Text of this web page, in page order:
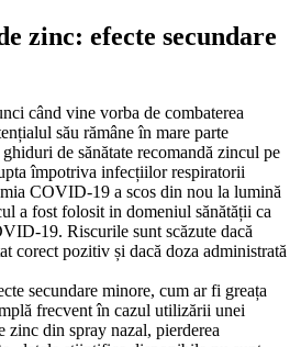
zinc: efecte secundare
când vine vorba de combaterea
său rămâne în mare parte
de sănătate recomandă zincul pe
împotriva infecțiilor respiratorii
COVID-19 a scos din nou la lumină
a fost folosit in domeniul sănătății ca
19. Riscurile sunt scăzute dacă
corect pozitiv și dacă doza administrată
secundare minore, cum ar fi greața
frecvent în cazul utilizării unei
zinc din spray nazal, pierderea